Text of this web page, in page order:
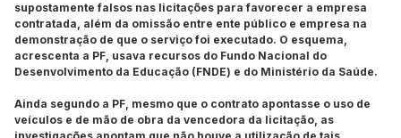
supostamente falsos nas licitações para favorecer a empresa
contratada, além da omissão entre ente público e empresa na
demonstração de que o serviço foi executado. O esquema,
acrescenta a PF, usava recursos do Fundo Nacional do
Desenvolvimento da Educação (FNDE) e do Ministério da Saúde.
Ainda segundo a PF, mesmo que o contrato apontasse o uso de
veículos e de mão de obra da vencedora da licitação, as